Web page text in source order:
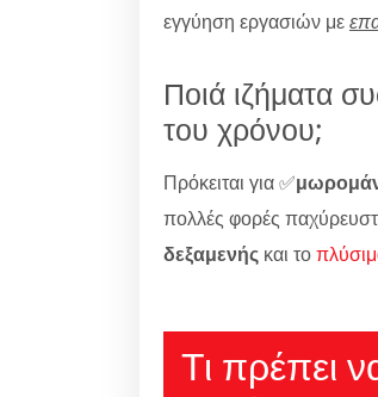
εγγύηση εργασιών με
Ποιά ιζήματα
του χρόνου;
Πρόκειται για ✅
πολλές φορές
δεξαμενής και το
Τι πρέπει